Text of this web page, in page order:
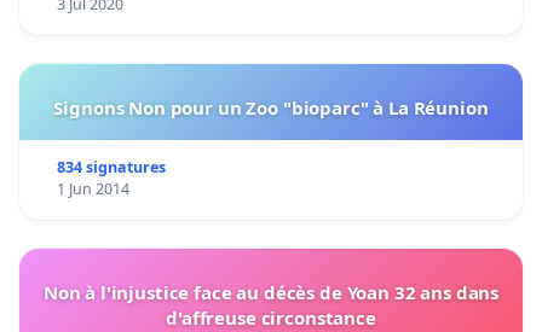
3 Jul 2020
Signons Non pour un Zoo "bioparc" à La Réunion
834 signatures
1 Jun 2014
Non à l'injustice face au décès de Yoan 32 ans dans
d'affreuse circonstance